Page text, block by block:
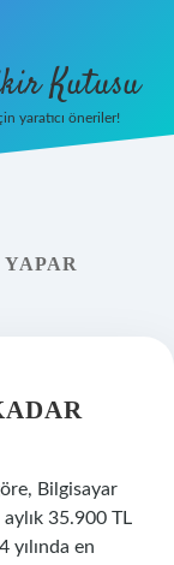
Kutusu
yaratıcı öneriler!
Bilgisayar
aylık 35.900 TL
yılında en